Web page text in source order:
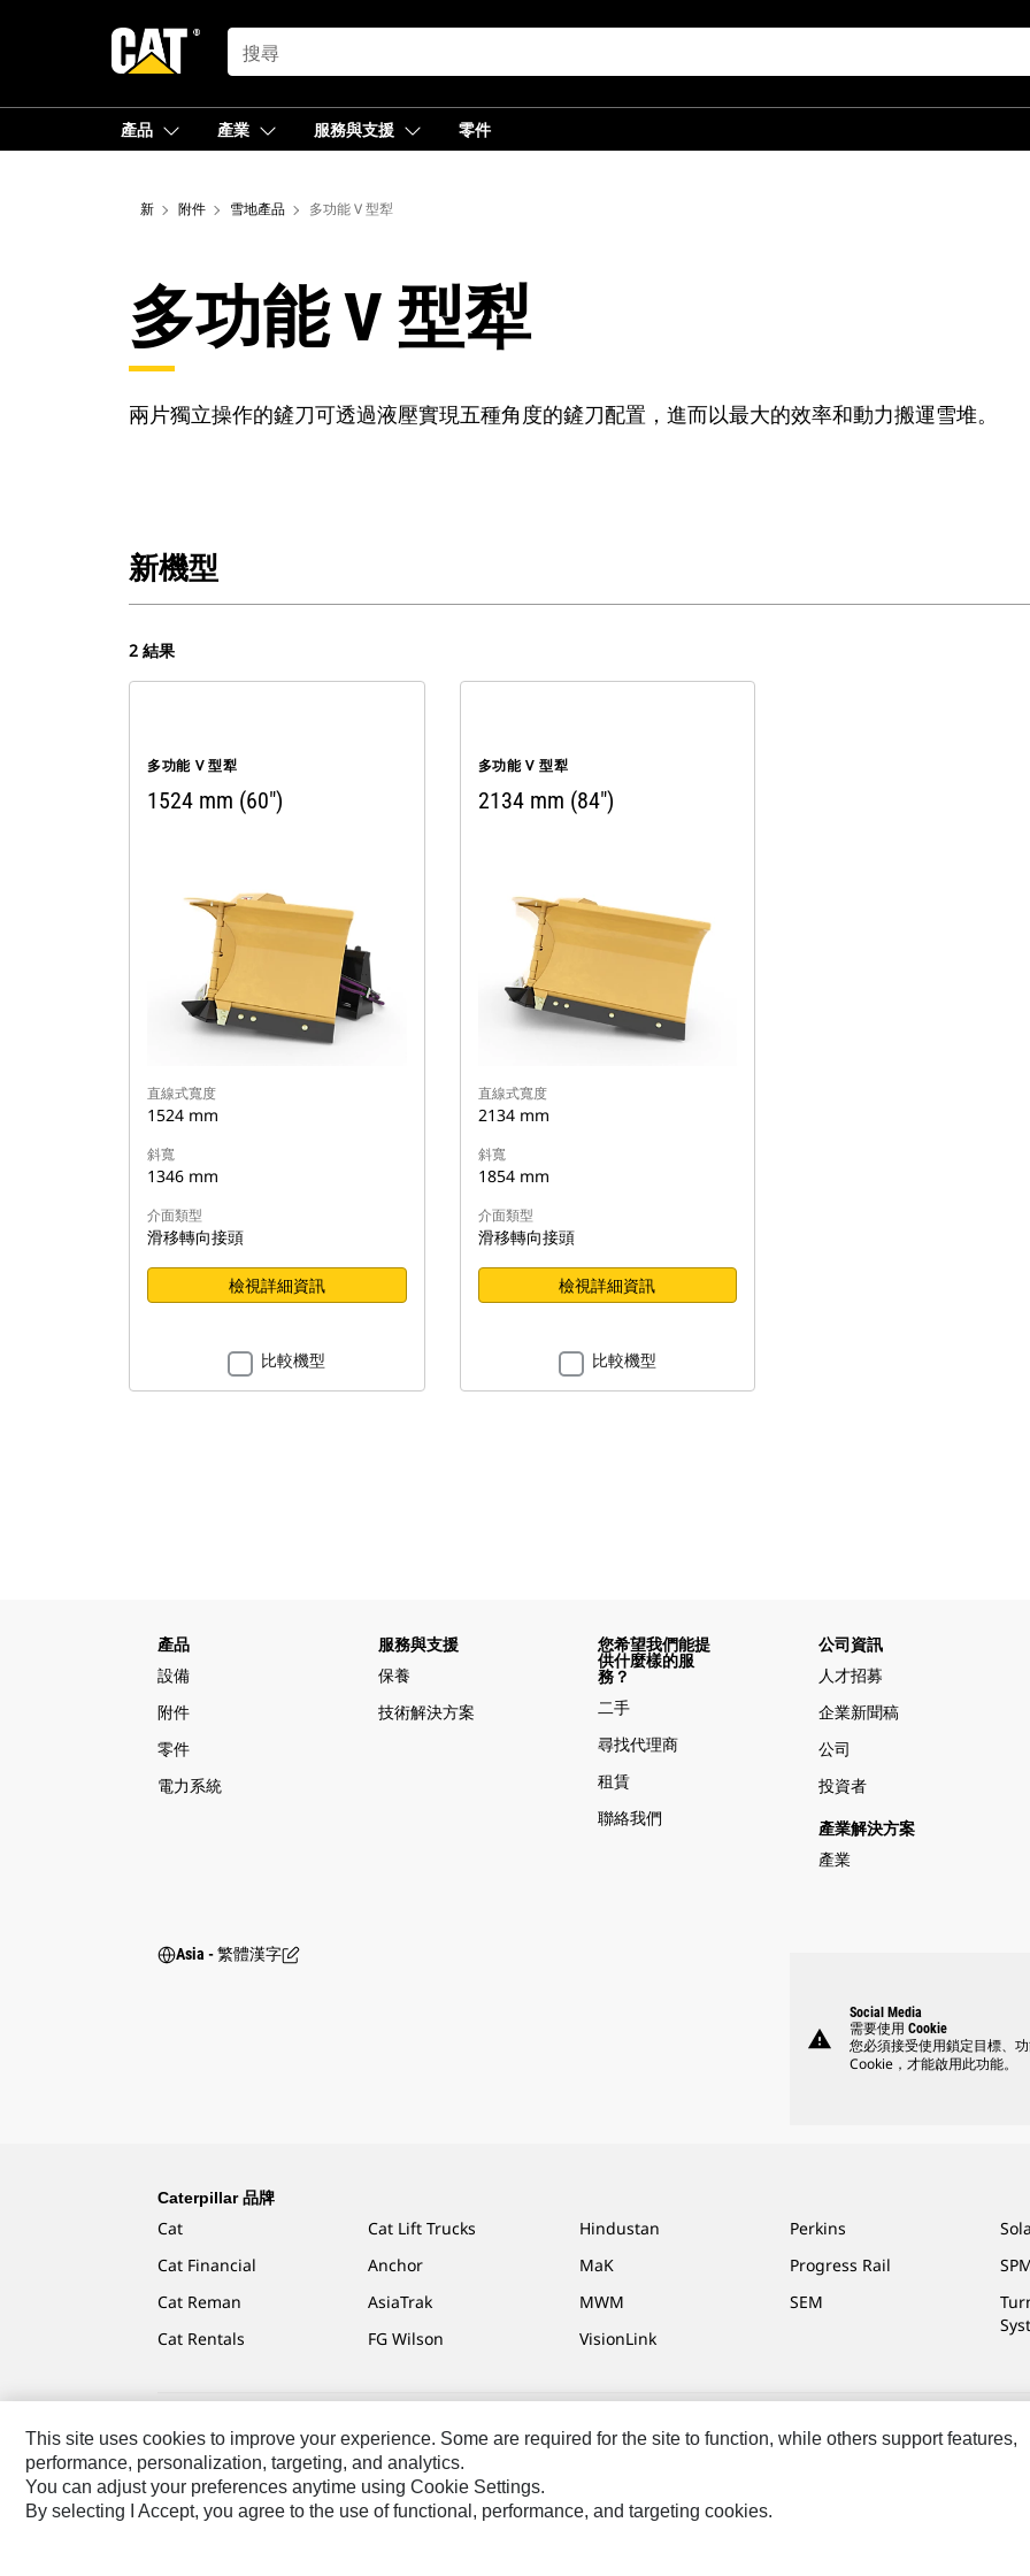
SEARCH
產品 產業 服務與支援 零件
新 附件 雪地產品 多功能 V 型犁
多功能 V 型犁
兩片獨立操作的鏟刀可透過液壓實現五種角度的鏟刀配置，進而以最大的效率和動力搬運雪堆。
新機型
2 結果
多功能 V 型犁
1524 mm (60")
直線式寬度
1524 mm
斜寬
1346 mm
介面類型
滑移轉向接頭
檢視詳細資訊
比較機型
多功能 V 型犁
2134 mm (84")
直線式寬度
2134 mm
斜寬
1854 mm
介面類型
滑移轉向接頭
檢視詳細資訊
比較機型
產品
設備
附件
零件
電力系統
服務與支援
保養
技術解決方案
您希望我們能提
供什麼樣的服
務？
二手
尋找代理商
租賃
聯絡我們
公司資訊
人才招募
企業新聞稿
公司
投資者
產業解決方案
產業
Asia - 繁體漢字
warning
Social Media
需要使用 Cookie
您必須接受使用鎖定目標、
Cookie，才能啟用此功能。
Caterpillar 品牌
Cat
Cat Financial
Cat Reman
Cat Rentals
Cat Lift Trucks
Anchor
AsiaTrak
FG Wilson
Hindustan
MaK
MWM
VisionLink
Perkins
Progress Rail
SEM
Caterpillar.com 聯絡 Caterpillar 我的行銷偏好設定 網站地圖 Cookie Settings 法律 隱私權 關於 Cat
TW - Chinese © 2026 Caterpillar. All Rights Reserved.
This site uses cookies to improve your experience. Some are required for the site to function, while others support features,
performance, personalization, targeting, and analytics.
You can adjust your preferences anytime using Cookie Settings.
By selecting I Accept, you agree to the use of functional, performance, and targeting cookies.